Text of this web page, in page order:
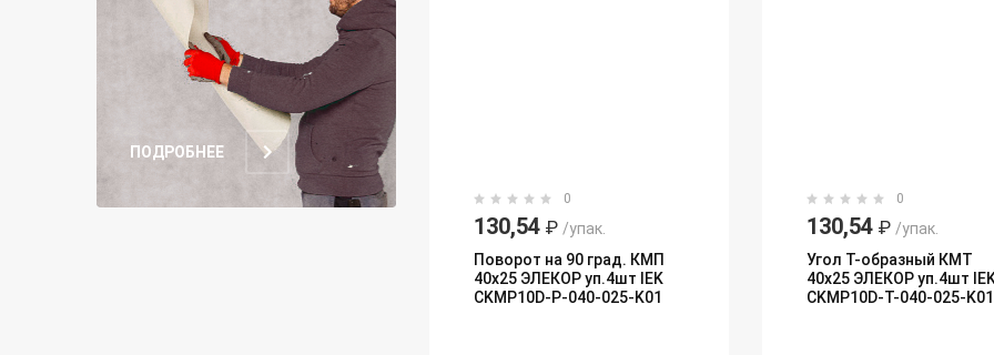
ПОДРОБНЕЕ
0
130,54 ₽ /упак.
Поворот на 90 град. КМП
40х25 ЭЛЕКОР уп.4шт IEK
CKMP10D-P-040-025-K01
0
130,54 ₽ /упак.
Угол Т-образный КМТ
40х25 ЭЛЕКОР уп.4шт
CKMP10D-T-040-025-K01